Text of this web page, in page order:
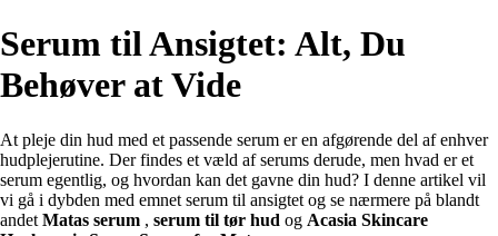
Serum til Ansigtet: Alt, Du
Behøver at Vide
At pleje din hud med et passende serum er en afgørende del af enhver
hudplejerutine. Der findes et væld af serums derude, men hvad er et
serum egentlig, og hvordan kan det gavne din hud? I denne artikel vil
vi gå i dybden med emnet serum til ansigtet og se nærmere på blandt
andet Matas serum , serum til tør hud og Acasia Skincare